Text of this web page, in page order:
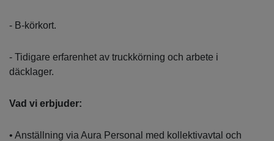
- B-körkort.
- Tidigare erfarenhet av truckkörning och arbete i
däcklager.
Vad vi erbjuder:
• Anställning via Aura Personal med kollektivavtal och